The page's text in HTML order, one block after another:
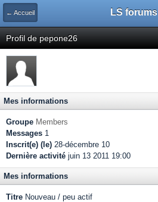
← Accueil LS forums
Profil de pepone26
Mes informations
Groupe Members
Messages 1
Inscrit(e) (le) 28-décembre 10
Dernière activité juin 13 2011 19:00
Mes informations
Titre Nouveau / peu actif